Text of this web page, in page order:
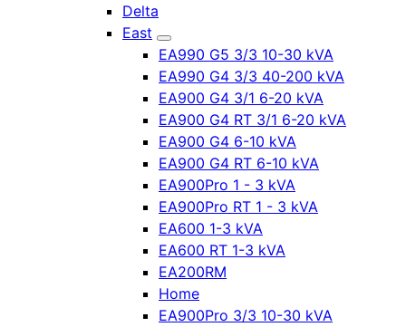
Delta
East
EA990 G5 3/3 10-30 kVA
EA990 G4 3/3 40-200 kVA
EA900 G4 3/1 6-20 kVA
EA900 G4 RT 3/1 6-20 kVA
EA900 G4 6-10 kVA
EA900 G4 RT 6-10 kVA
EA900Pro 1 - 3 kVA
EA900Pro RT 1 - 3 kVA
EA600 1-3 kVA
EA600 RT 1-3 kVA
EA200RM
Home
EA900Pro 3/3 10-30 kVA